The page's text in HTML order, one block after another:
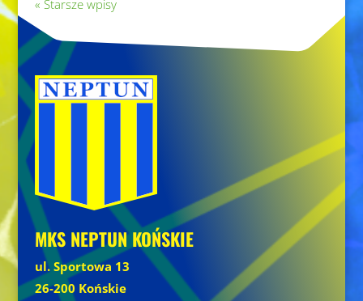
« Starsze wpisy
MKS NEPTUN KOŃSKIE
ul. Sportowa 13
26-200 Końskie